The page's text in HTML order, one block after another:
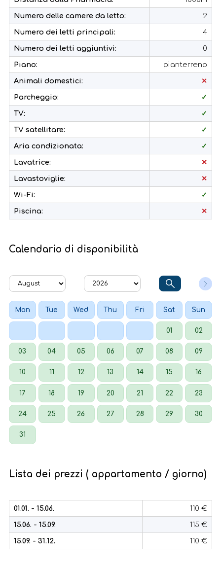
Numero delle camere da letto: 2
Numero dei letti principali: 4
Numero dei letti aggiuntivi: 0
Piano: pianterreno
Animali domestici: ✕
Parcheggio: ✓
TV: ✓
TV satellitare: ✓
Aria condizionata: ✓
Lavatrice: ✕
Lavastoviglie: ✕
Wi-Fi: ✓
Piscina: ✕
Calendario di disponibilità
Mon Tue Wed Thu Fri Sat Sun
01 02
03 04 05 06 07 08 09
10 11 12 13 14 15 16
17 18 19 20 21 22 23
24 25 26 27 28 29 30
31
Lista dei prezzi ( appartamento / giorno)
01.01. - 15.06. 110 €
15.06. - 15.09. 115 €
15.09. - 31.12. 110 €